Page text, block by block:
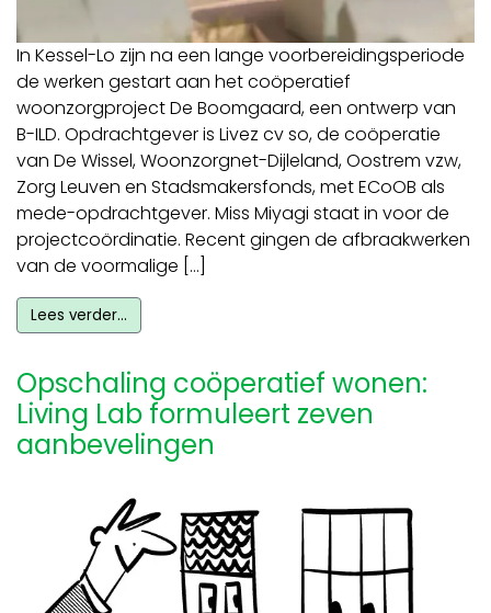
In Kessel-Lo zijn na een lange voorbereidingsperiode
de werken gestart aan het coöperatief
woonzorgproject De Boomgaard, een ontwerp van
B-ILD. Opdrachtgever is Livez cv so, de coöperatie
van De Wissel, Woonzorgnet-Dijleland, Oostrem vzw,
Zorg Leuven en Stadsmakersfonds, met ECoOB als
mede-opdrachtgever. Miss Miyagi staat in voor de
projectcoördinatie. Recent gingen de afbraakwerken
van de voormalige […]
Lees verder…
Opschaling coöperatief wonen:
Living Lab formuleert zeven
aanbevelingen